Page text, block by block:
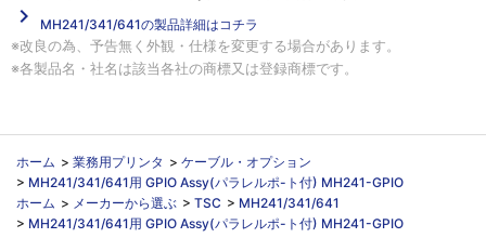
navigate_next
MH241/341/641の製品詳細はコチラ
※改良の為、予告無く外観・仕様を変更する場合があります。
※各製品名・社名は該当各社の商標又は登録商標です。
ホーム > 業務用プリンタ > ケーブル・オプション
> MH241/341/641用 GPIO Assy(パラレルポ-ト付) MH241-GPIO
ホーム > メーカーから選ぶ > TSC > MH241/341/641
> MH241/341/641用 GPIO Assy(パラレルポ-ト付) MH241-GPIO